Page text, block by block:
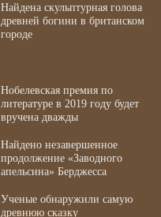
Найдена скульптурная голова
древней богини в британском
городе
Нобелевская премия по
литературе в 2019 году будет
вручена дважды
Найдено незавершенное
продолжение «Заводного
апельсина» Берджесса
Ученые обнаружили самую
древнюю сказку